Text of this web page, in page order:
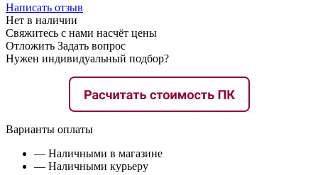
Написать отзыв
Нет в наличии
Свяжитесь с нами насчёт цены
Отложить Задать вопрос
Нужен индивидуальный подбор?
Варианты оплаты
— Наличными в магазине
— Наличными курьеру